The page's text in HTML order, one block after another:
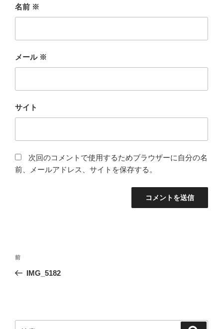
名前 ※
メール ※
サイト
次回のコメントで使用するためブラウザーに自分の名
前、メールアドレス、サイトを保存する。
投
ナ
ー
前
の
前
IMG_5182